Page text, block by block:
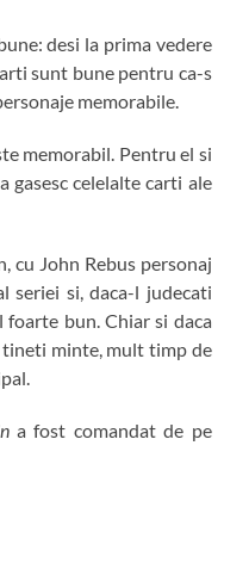
desi la prima vedere
sunt bune pentru ca-s
memorabile.
memorabil. Pentru el si
gasesc celelalte carti ale
cu John Rebus personaj
seriei si, daca-l judecati
bun. Chiar si daca
minte, mult timp de
a fost comandat de pe